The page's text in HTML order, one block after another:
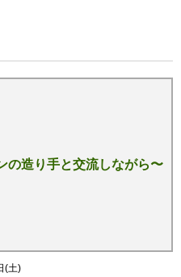
の造り手と交流しながら〜
(土)